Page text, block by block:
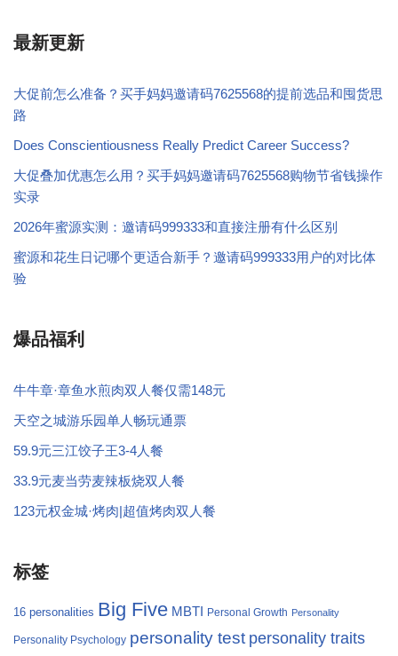
最新更新
大促前怎么准备？买手妈妈邀请码7625568的提前选品和囤货思
路
Does Conscientiousness Really Predict Career Success?
大促叠加优惠怎么用？买手妈妈邀请码7625568购物节省钱操作
实录
2026年蜜源实测：邀请码999333和直接注册有什么区别
蜜源和花生日记哪个更适合新手？邀请码999333用户的对比体
验
爆品福利
牛牛章·章鱼水煎肉双人餐仅需148元
天空之城游乐园单人畅玩通票
59.9元三江饺子王3-4人餐
33.9元麦当劳麦辣板烧双人餐
123元权金城·烤肉|超值烤肉双人餐
标签
16 personalities Big Five MBTI Personal Growth Personality
Personality Psychology personality test personality traits